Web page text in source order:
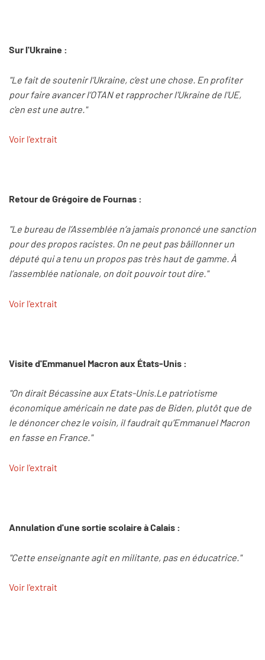
Sur l'Ukraine :
"Le fait de soutenir l’Ukraine, c’est une chose. En profiter
pour faire avancer l’OTAN et rapprocher l'Ukraine de l'UE,
c'en est une autre."
Voir l'extrait
Retour de Grégoire de Fournas :
"Le bureau de l’Assemblée n’a jamais prononcé une sanction
pour des propos racistes. On ne peut pas bâillonner un
député qui a tenu un propos pas très haut de gamme. À
l’assemblée nationale, on doit pouvoir tout dire."
Voir l'extrait
Visite d'Emmanuel Macron aux États-Unis :
"On dirait Bécassine aux Etats-Unis.Le patriotisme
économique américain ne date pas de Biden, plutôt que de
le dénoncer chez le voisin, il faudrait qu’Emmanuel Macron
en fasse en France."
Voir l'extrait
Annulation d'une sortie scolaire à Calais :
"Cette enseignante agit en militante, pas en éducatrice."
Voir l'extrait